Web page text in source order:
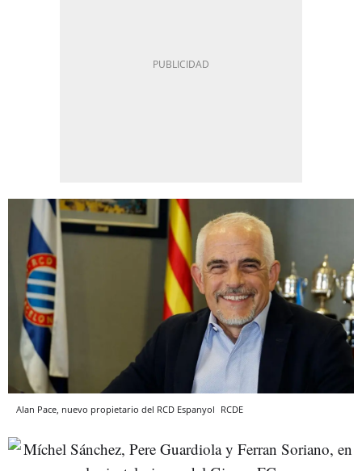
Alan Pace, nuevo propietario del RCD Espanyol RCDE